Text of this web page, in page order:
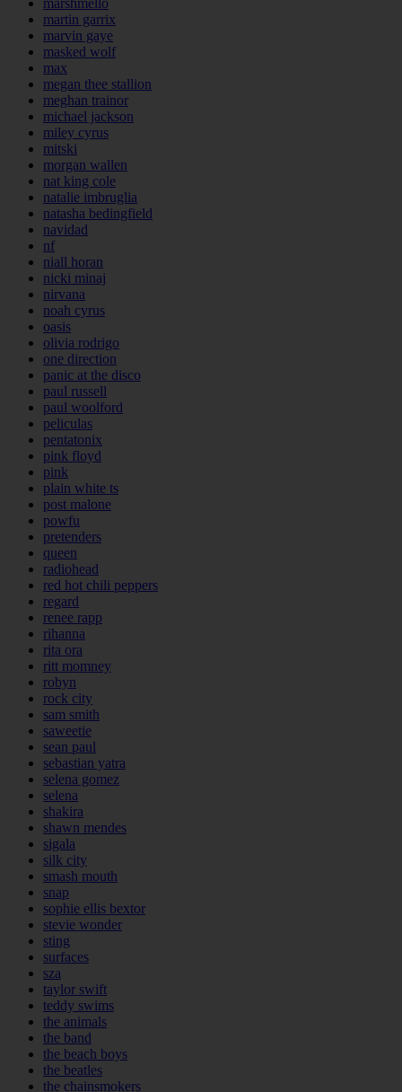
marshmello
martin garrix
marvin gaye
masked wolf
max
megan thee stallion
meghan trainor
michael jackson
miley cyrus
mitski
morgan wallen
nat king cole
natalie imbruglia
natasha bedingfield
navidad
nf
niall horan
nicki minaj
nirvana
noah cyrus
oasis
olivia rodrigo
one direction
panic at the disco
paul russell
paul woolford
peliculas
pentatonix
pink floyd
pink
plain white ts
post malone
powfu
pretenders
queen
radiohead
red hot chili peppers
regard
renee rapp
rihanna
rita ora
ritt momney
robyn
rock city
sam smith
saweetie
sean paul
sebastian yatra
selena gomez
selena
shakira
shawn mendes
sigala
silk city
smash mouth
snap
sophie ellis bextor
stevie wonder
sting
surfaces
sza
taylor swift
teddy swims
the animals
the band
the beach boys
the beatles
the chainsmokers